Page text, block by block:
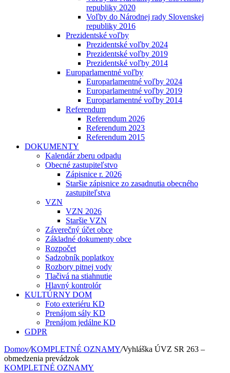
republiky 2020
Voľby do Národnej rady Slovenskej
republiky 2016
Prezidentské voľby
Prezidentské voľby 2024
Prezidentské voľby 2019
Prezidentské voľby 2014
Europarlamentné voľby
Europarlamentné voľby 2024
Europarlamentné voľby 2019
Europarlamentné voľby 2014
Referendum
Referendum 2026
Referendum 2023
Referendum 2015
DOKUMENTY
Kalendár zberu odpadu
Obecné zastupiteľstvo
Zápisnice r. 2026
Staršie zápisnice zo zasadnutia obecného
zastupiteľstva
VZN
VZN 2026
Staršie VZN
Záverečný účet obce
Základné dokumenty obce
Rozpočet
Sadzobník poplatkov
Rozbory pitnej vody
Tlačivá na stiahnutie
Hlavný kontrolór
KULTÚRNY DOM
Foto exteriéru KD
Prenájom sály KD
Prenájom jedálne KD
GDPR
Domov/KOMPLETNÉ OZNAMY/Vyhláška ÚVZ SR 263 –
obmedzenia prevádzok
KOMPLETNÉ OZNAMY